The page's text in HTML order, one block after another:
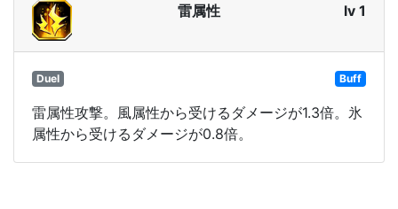
雷属性 lv 1
Duel Buff
雷属性攻撃。風属性から受けるダメージが1.3倍。氷
属性から受けるダメージが0.8倍。